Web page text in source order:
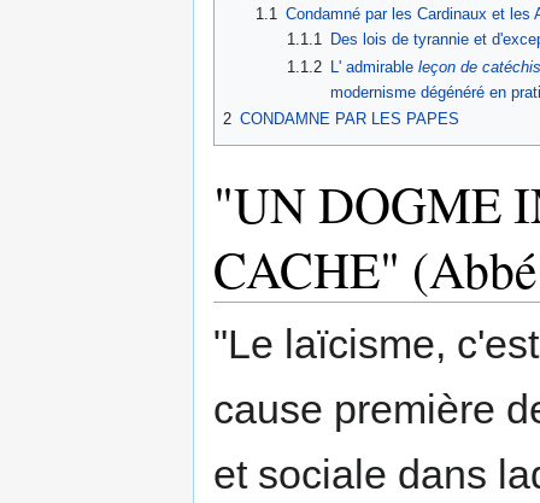
1.1 Condamné par les Cardinaux et les
1.1.1 Des lois de tyrannie et
1.1.2
L' admirableleçon de
modernisme dégénéré en
2 CONDAMNE PAR LES PAPES
"UN DOGME
CACHE"
"Le laïcisme,
cause première
et sociale dans